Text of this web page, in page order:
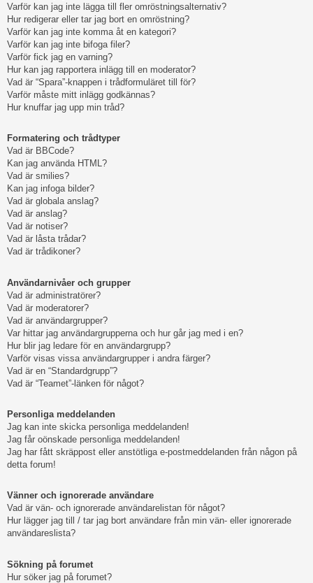
Varför kan jag inte lägga till fler omröstningsalternativ?
Hur redigerar eller tar jag bort en omröstning?
Varför kan jag inte komma åt en kategori?
Varför kan jag inte bifoga filer?
Varför fick jag en varning?
Hur kan jag rapportera inlägg till en moderator?
Vad är “Spara”-knappen i trådformuläret till för?
Varför måste mitt inlägg godkännas?
Hur knuffar jag upp min tråd?
Formatering och trådtyper
Vad är BBCode?
Kan jag använda HTML?
Vad är smilies?
Kan jag infoga bilder?
Vad är globala anslag?
Vad är anslag?
Vad är notiser?
Vad är låsta trådar?
Vad är trådikoner?
Användarnivåer och grupper
Vad är administratörer?
Vad är moderatorer?
Vad är användargrupper?
Var hittar jag användargrupperna och hur går jag med i en?
Hur blir jag ledare för en användargrupp?
Varför visas vissa användargrupper i andra färger?
Vad är en “Standardgrupp”?
Vad är “Teamet”-länken för något?
Personliga meddelanden
Jag kan inte skicka personliga meddelanden!
Jag får oönskade personliga meddelanden!
Jag har fått skräppost eller anstötliga e-postmeddelanden från någon på
detta forum!
Vänner och ignorerade användare
Vad är vän- och ignorerade användarelistan för något?
Hur lägger jag till / tar jag bort användare från min vän- eller ignorerade
användareslista?
Sökning på forumet
Hur söker jag på forumet?